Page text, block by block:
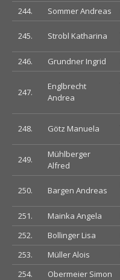
244. Sommer Andreas
245. Strobl Katharina
246. Grundner Ingrid
247.
Englbrecht
Andrea
248. Götz Manuela
249.
Mühlberger
Alfred
250. Bargen Andreas
251. Mainka Angela
252.
Bollinger Lisa
253.
Müller Alois
254.
Obermeier Simon